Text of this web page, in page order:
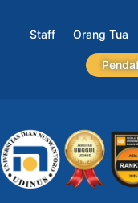
Staff Orang Tua